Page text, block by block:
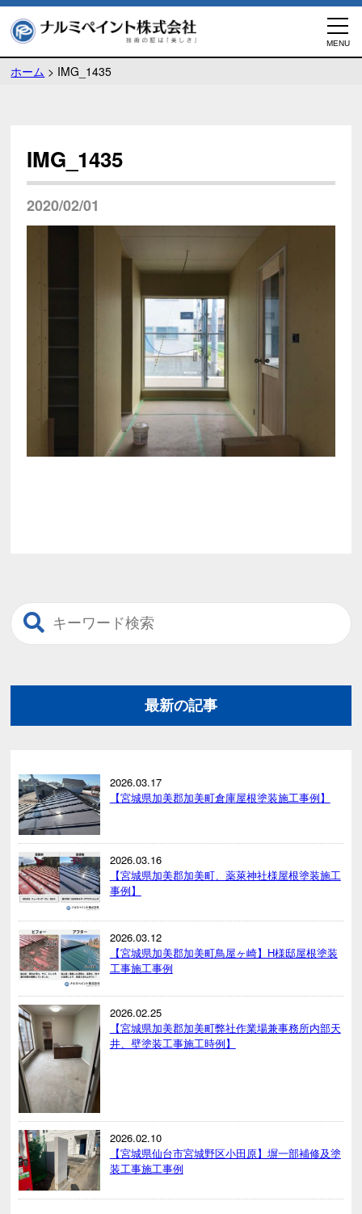
ホーム > IMG_1435
IMG_1435
2020/02/01
最新の記事
2026.03.17
【宮城県加美郡加美町倉庫屋根塗装施工事例】
2026.03.16
【宮城県加美郡加美町、薬萊神社様屋根塗装施工
事例】
2026.03.12
【宮城県加美郡加美町鳥屋ヶ崎】H様邸屋根塗装
工事施工事例
2026.02.25
【宮城県加美郡加美町弊社作業場兼事務所内部天
井、壁塗装工事施工時例】
2026.02.10
【宮城県仙台市宮城野区小田原】塀一部補修及塗
装工事施工事例